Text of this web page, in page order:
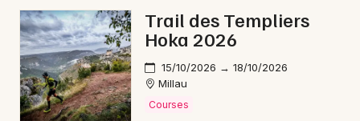
Sorties & loisirs
Pop / folk en Lozère
Pop / folk en Languedoc-Roussillon
Trail des Templiers
Hoka 2026
15/10/2026 → 18/10/2026
Millau
Courses